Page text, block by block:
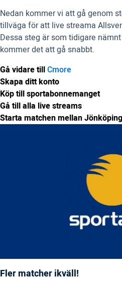
Nedan kommer vi att gå genom
tillväga för att live streama
Dessa steg är som tidigare
kommer det att gå snabbt.
Gå vidare tillCmore
Skapa ditt konto
Köp till sportabonnemanget
Gå till alla live streams
Starta matchen mellan
Fler matcher ikväll!